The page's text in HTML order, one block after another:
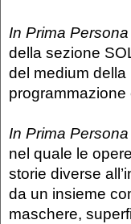
In Prima
della sezione
del medium
In Prima
nel quale le
storie diverse
da un insieme
maschere,